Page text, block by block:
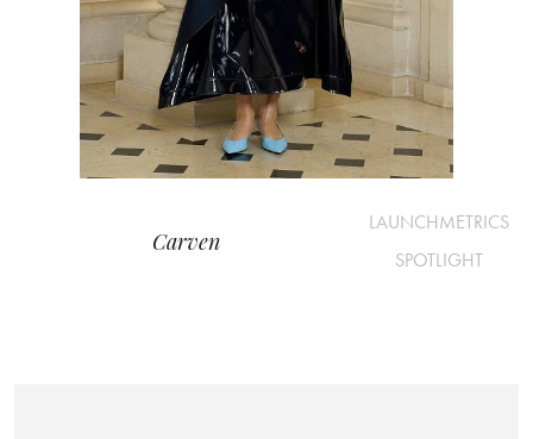
Carven
LAUNCHMETRICS
SPOTLIGHT